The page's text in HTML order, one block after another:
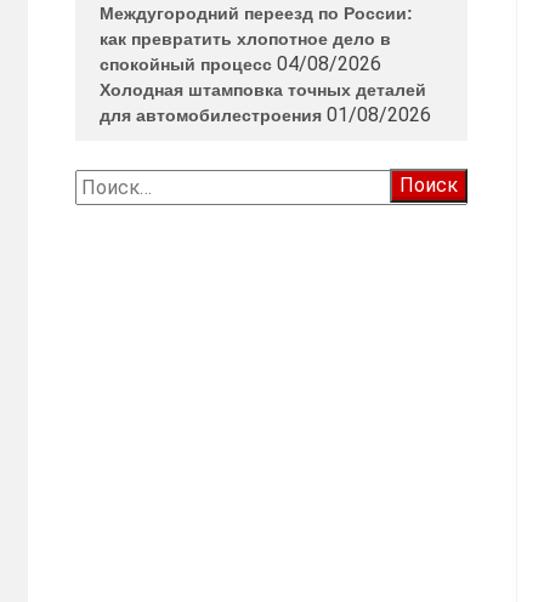
Междугородний переезд по России:
как превратить хлопотное дело в
спокойный процесс 04/08/2026
Холодная штамповка точных деталей
для автомобилестроения 01/08/2026
Найти: